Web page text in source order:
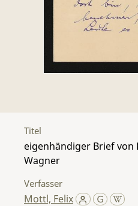
Titel
eigenhändiger Brief von
Wagner
Verfasser
Mottl, Felix